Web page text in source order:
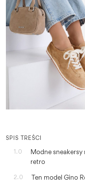
SPIS TREŚCI
1.0
Modne
retro
2.0 Ten model Gino